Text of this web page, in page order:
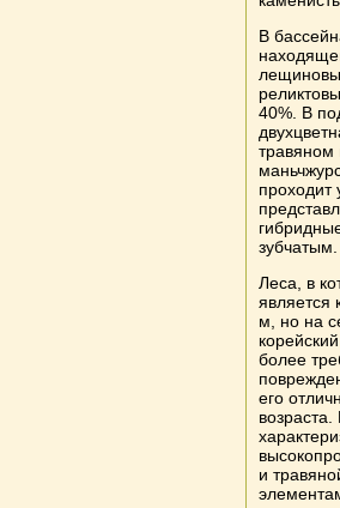
В
40%. В
травяном
проходит
зубчатым.
Леса, в
является
м, но на
более
его
и